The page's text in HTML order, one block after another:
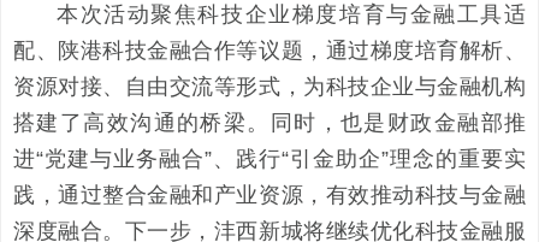
本次活动聚焦科技企业梯度培育与金融工具适
配、陕港科技金融合作等议题，通过梯度培育解析、
资源对接、自由交流等形式，为科技企业与金融机构
搭建了高效沟通的桥梁。同时，也是财政金融部推
进“党建与业务融合”、践行“引金助企”理念的重要实
践，通过整合金融和产业资源，有效推动科技与金融
深度融合。下一步，沣西新城将继续优化科技金融服